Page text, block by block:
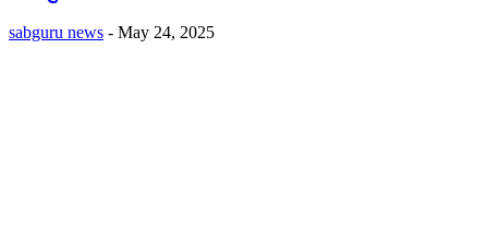
sabguru news - May 24, 2025